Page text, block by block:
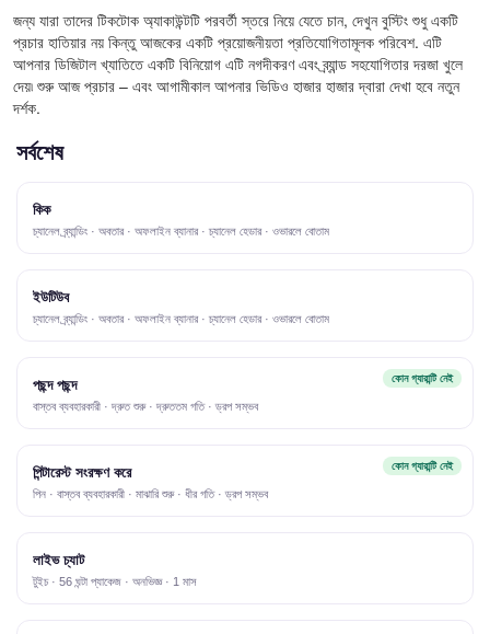
জন্য যারা তাদের টিকটোক অ্যাকাউন্টটি পরবর্তী স্তরে নিয়ে যেতে চান, দেখুন বুস্টিং শুধু একটি
প্রচার হাতিয়ার নয় কিন্তু আজকের একটি প্রয়োজনীয়তা প্রতিযোগিতামূলক পরিবেশ. এটি
আপনার ডিজিটাল খ্যাতিতে একটি বিনিয়োগ এটি নগদীকরণ এবং ব্র্যান্ড সহযোগিতার দরজা খুলে
দেয়৷ শুরু আজ প্রচার – এবং আগামীকাল আপনার ভিডিও হাজার হাজার দ্বারা দেখা হবে নতুন
দর্শক.
সর্বশেষ
কিক
চ্যানেল ব্র্যান্ডিং · অবতার · অফলাইন ব্যানার · চ্যানেল হেডার · ওভারলে বোতাম
ইউটিউব
চ্যানেল ব্র্যান্ডিং · অবতার · অফলাইন ব্যানার · চ্যানেল হেডার · ওভারলে বোতাম
কোন গ্যারান্টি নেই
পছন্দ পছন্দ
বাস্তব ব্যবহারকারী · দ্রুত শুরু · দ্রুততম গতি · ড্রপ সম্ভব
কোন গ্যারান্টি নেই
পিন্টারেস্ট সংরক্ষণ করে
পিন · বাস্তব ব্যবহারকারী · মাঝারি শুরু · ধীর গতি · ড্রপ সম্ভব
লাইভ চ্যাট
টুইচ · 56 ঘন্টা প্যাকেজ · অনভিজ্ঞ · 1 মাস